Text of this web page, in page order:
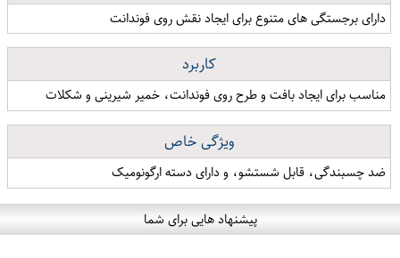
دارای برجستگی های متنوع برای ایجاد نقش روی فوندانت
کاربرد
مناسب برای ایجاد بافت و طرح روی فوندانت، خمیر شیرینی و شکلات
ویژگی خاص
ضد چسبندگی، قابل شستشو، و دارای دسته ارگونومیک
پیشنهاد هایی برای شما